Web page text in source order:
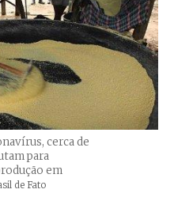
cerca de
para
em
de Fato